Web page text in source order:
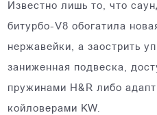
Известно лишь то, что
битурбо-V8 обогатила
нержавейки, а заострить
заниженная подвеска,
пружинами H&R либо
койловерами KW.